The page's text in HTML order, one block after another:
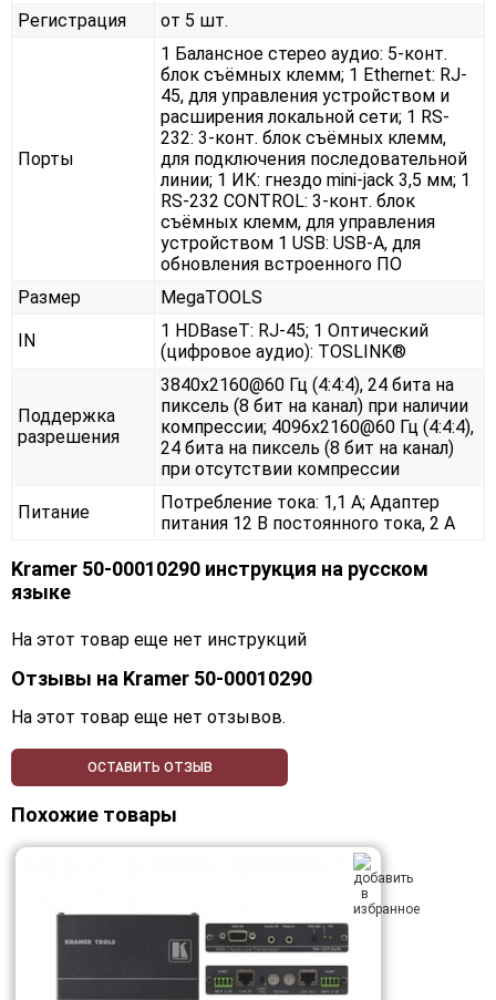
Регистрация
от 5 шт.
Порты
1 Балансное стерео аудио: 5-конт.
блок съёмных клемм; 1 Ethernet: RJ-
45, для управления устройством и
расширения локальной сети; 1 RS-
232: 3-конт. блок съёмных клемм,
для подключения последовательной
линии; 1 ИК: гнездо mini-jack 3,5 мм; 1
RS-232 CONTROL: 3-конт. блок
съёмных клемм, для управления
устройством 1 USB: USB-A, для
обновления встроенного ПО
Размер
MegaTOOLS
IN
1 HDBaseT: RJ-45; 1 Оптический
(цифровое аудио): TOSLINK®
Поддержка
разрешения
3840x2160@60 Гц (4:4:4), 24 бита на
пиксель (8 бит на канал) при наличии
компрессии; 4096x2160@60 Гц (4:4:4),
24 бита на пиксель (8 бит на канал)
при отсутствии компрессии
Питание
Потребление тока: 1,1 А; Адаптер
питания 12 В постоянного тока, 2 А
Kramer 50-00010290 инструкция на русском
языке
На этот товар еще нет инструкций
Отзывы на Kramer 50-00010290
На этот товар еще нет отзывов.
ОСТАВИТЬ ОТЗЫВ
Похожие товары